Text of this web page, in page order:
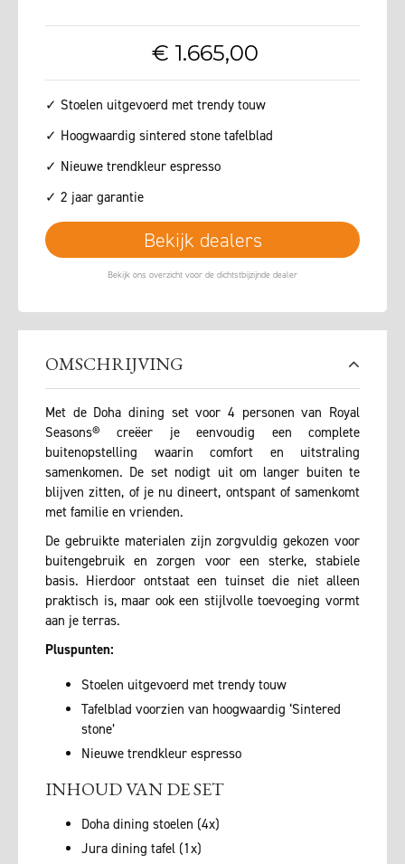
€ 1.665,00
✓ Stoelen uitgevoerd met trendy touw
✓ Hoogwaardig sintered stone tafelblad
✓ Nieuwe trendkleur espresso
✓ 2 jaar garantie
Bekijk dealers
OMSCHRIJVING
Met de Doha dining set voor 4 personen van Royal
Seasons® creëer je eenvoudig een complete
buitenopstelling waarin comfort en uitstraling
samenkomen. De set nodigt uit om langer buiten te
blijven zitten, of je nu dineert, ontspant of samenkomt
met familie en vrienden.
De gebruikte materialen zijn zorgvuldig gekozen voor
buitengebruik en zorgen voor een sterke, stabiele
basis. Hierdoor ontstaat een tuinset die niet alleen
praktisch is, maar ook een stijlvolle toevoeging vormt
aan je terras.
Pluspunten:
Stoelen uitgevoerd met trendy touw
Tafelblad voorzien van hoogwaardig ‘Sintered
stone’
Nieuwe trendkleur espresso
INHOUD VAN DE SET
Doha dining stoelen (4x)
Jura dining tafel (1x)